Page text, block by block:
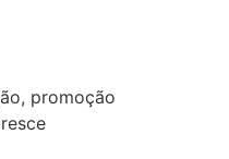
promoção